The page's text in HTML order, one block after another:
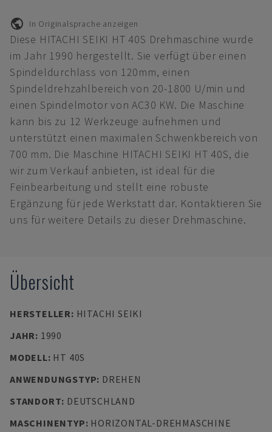
In Originalsprache anzeigen
Diese HITACHI SEIKI HT 40S Drehmaschine wurde
im Jahr 1990 hergestellt. Sie verfügt über einen
Spindeldurchlass von 120mm, einen
Spindeldrehzahlbereich von 20-1800 U/min und
einen Spindelmotor von AC30 KW. Die Maschine
kann bis zu 12 Werkzeuge aufnehmen und
unterstützt einen maximalen Schwenkbereich von
700 mm. Die Maschine HITACHI SEIKI HT 40S, die
wir zum Verkauf anbieten, ist ideal für die
Feinbearbeitung und stellt eine robuste
Ergänzung für jede Werkstatt dar. Kontaktieren Sie
uns für weitere Details zu dieser Drehmaschine.
Übersicht
HERSTELLER: HITACHI SEIKI
JAHR: 1990
MODELL: HT 40S
ANWENDUNGSTYP: DREHEN
STANDORT: DEUTSCHLAND
MASCHINENTYP: HORIZONTAL-DREHMASCHINE